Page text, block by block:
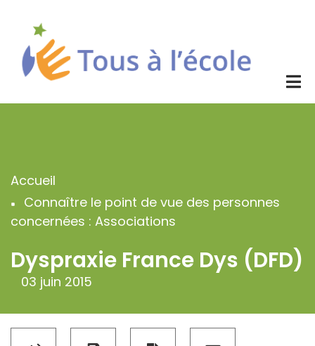
contenu
principal
Fil
d'Ariane
Accueil
Connaître le point de vue des personnes
concernées : Associations
Dyspraxie France Dys (DFD)
03 juin 2015